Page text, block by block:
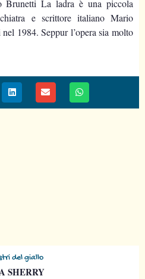
Brunetti La ladra è una piccola
e scrittore italiano Mario
1984. Seppur l’opera sia molto
del giallo
SHERRY